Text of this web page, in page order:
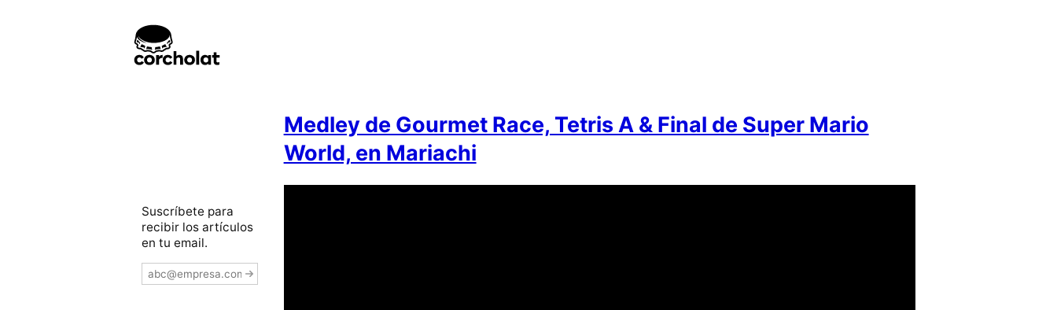
Medley de Gourmet Race, Tetris A & Final de Super Mario
World, en Mariachi
Suscríbete para
recibir los artículos
en tu email.